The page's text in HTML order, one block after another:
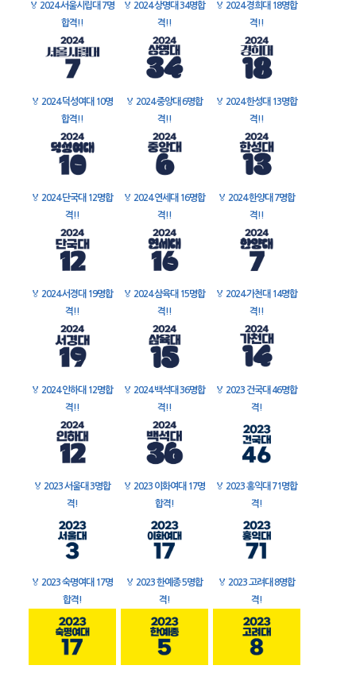
🏅 2024 서울시립대 7명
합격!!
🏅 2024 상명대 34명합
격!!
🏅 2024 경희대 18명합
격!!
🏅 2024 덕성여대 10명
합격!!
🏅 2024 중앙대 6명합
격!!
🏅 2024 한성대 13명합
격!!
🏅 2024 단국대 12명합
격!!
🏅 2024 연세대 16명합
격!!
🏅 2024 한양대 7명합
격!!
🏅 2024 서경대 19명합
격!!
🏅 2024 삼육대 15명합
격!!
🏅 2024 가천대 14명합
격!!
🏅 2024 인하대 12명합
격!!
🏅 2024 백석대 36명합
격!!
🏅 2023 건국대 46명합
격!
🏅 2023 서울대 3명합
격!
🏅 2023 이화여대 17명
합격!
🏅 2023 홍익대 71명합
격!
🏅 2023 숙명여대 17명
합격!
🏅 2023 한예종 5명합
격!
🏅 2023 고려대 8명합
격!